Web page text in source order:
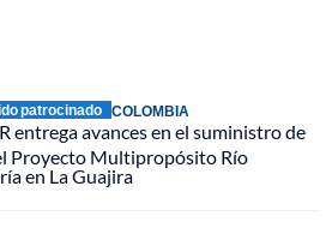
patrocinado COLOMBIA
entrega avances en el suministro de
Proyecto Multipropósito Río
en La Guajira